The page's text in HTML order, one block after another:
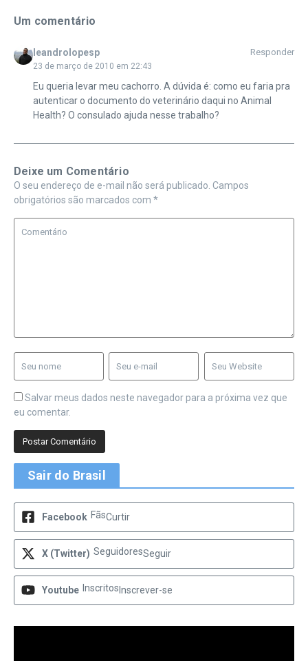
Um comentário
leandrolopesp
23 de março de 2010 em 22:43
Responder
Eu queria levar meu cachorro. A dúvida é: como eu faria pra
autenticar o documento do veterinário daqui no Animal
Health? O consulado ajuda nesse trabalho?
Deixe um Comentário
O seu endereço de e-mail não será publicado. Campos
obrigatórios são marcados com *
Salvar meus dados neste navegador para a próxima vez que
eu comentar.
Sair do Brasil
Facebook FãsCurtir
X (Twitter) SeguidoresSeguir
Youtube Inscritos Inscrever-se